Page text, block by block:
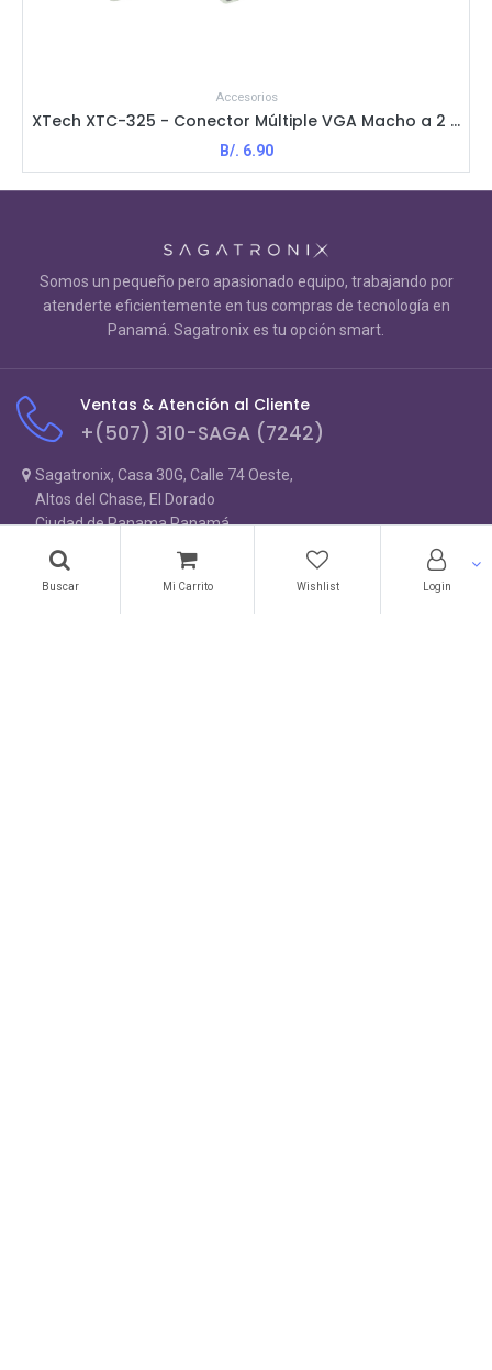
Buscar Mi Carrito Wishlist Login
Accesorios
XTech XTC-325 - Conector Múltiple VGA Macho a 2 Hembra / Blanco
B/. 6.90
Somos un pequeño pero apasionado equipo, trabajando por
atenderte eficientemente en tus compras de tecnología en
Panamá. Sagatronix es tu opción smart.
Ventas & Atención al Cliente
+(507) 310-SAGA (7242)
Sagatronix, Casa 30G, Calle 74 Oeste,
Altos del Chase, El Dorado
Ciudad de Panama Panamá
Panamá
310-7242
ventas@sagatronix.com